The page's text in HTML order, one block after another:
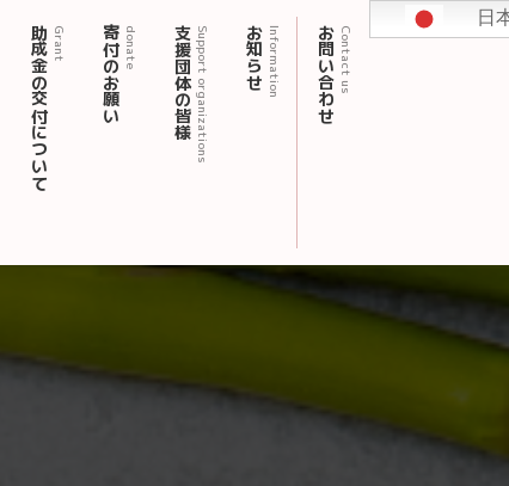
助成金の交付についてGrant 寄付のお願いdonate 支援団体の皆様Support organizations お知らせInformation お問い合わせContact us
日